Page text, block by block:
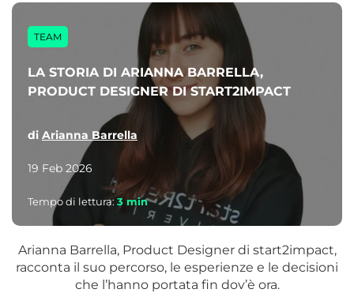
TEAM
LA STORIA DI ARIANNA BARRELLA,
PRODUCT DESIGNER DI START2IMPACT
di Arianna Barrella
19 Feb 2026
Tempo di lettura: 3 min
Arianna Barrella, Product Designer di start2impact,
racconta il suo percorso, le esperienze e le decisioni
che l’hanno portata fin dov’è ora.